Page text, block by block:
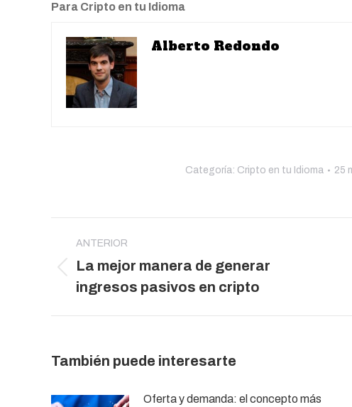
Para Cripto en tu Idioma
Alberto Redondo
Categoría: Cripto en tu Idioma 25
entre
publicaciones
ANTERIOR
Publicación
anterior:
La mejor manera de generar
ingresos pasivos en cripto
También puede interesarte
Oferta y demanda: el concepto más